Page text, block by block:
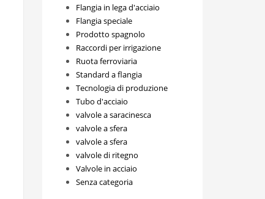
Flangia in lega d'acciaio
Flangia speciale
Prodotto spagnolo
Raccordi per irrigazione
Ruota ferroviaria
Standard a flangia
Tecnologia di produzione
Tubo d'acciaio
valvole a saracinesca
valvole a sfera
valvole a sfera
valvole di ritegno
Valvole in acciaio
Senza categoria